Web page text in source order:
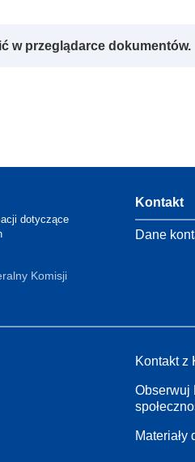
w przeglądarce dokumentów.
dotyczące
Komisji
Kontakt
Dane
Kontakt z
Obserwuj
Materiały